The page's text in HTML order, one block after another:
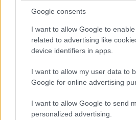
Google consents
I want to allow Google to
related to advertising like
device identifiers in apps.
I want to allow my user data to
Google for online advertising
I want to allow Google to send
personalized advertising.
Poi c’è la questione più
chiama in causaGiovanni
si è sostenuto che fosse
separazione delle carriere.
anche dal procuratore Nicola
non regga. Falcone, in
chiaramente: “Chi, come me,